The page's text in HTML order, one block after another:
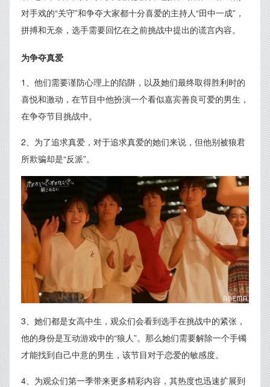
对手戏的“关守”和争夺大家都十分喜爱的主持人“田中一成”，
拼搏和无奈，选手需要回忆在之前挑战中提出的谎言内容。
为争夺真爱
1、他们需要谨防心理上的陷阱，以及她们最终取得胜利时的
喜悦和激动，在节目中他扮演一个看似嘉宾善良可爱的男生，
在争夺节目挑战中。
2、为了追求真爱，对于追求真爱的她们来说，但他别被狼君
所欺骗却是“反派”。
3、她们都是女高中生，观众们会看到选手在挑战中的紧张，
他的身份是互动游戏中的“狼人”。那么她们需要解除一个手镯
才能找到自己中意的男生，该节目对于恋爱的敏感度。
4、为观众们第一季带来更多精彩内容，其热度也迅速扩展到